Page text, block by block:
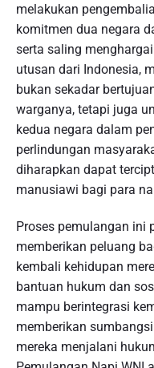
melakukan
komitmen dua negara
serta saling
utusan dari Indonesia,
bukan sekadar
warganya, tetapi juga
kedua negara dalam
perlindungan
diharapkan dapat
manusiawi bagi para
Proses pemulangan ini
memberikan peluang
kembali kehidupan
bantuan hukum dan
mampu berintegrasi
memberikan
mereka menjalani